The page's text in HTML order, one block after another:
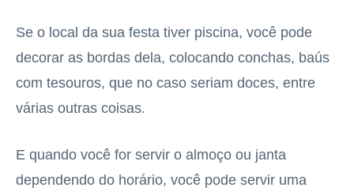
Se o local da sua festa tiver piscina, você pode
decorar as bordas dela, colocando conchas, baús
com tesouros, que no caso seriam doces, entre
várias outras coisas.
E quando você for servir o almoço ou janta
dependendo do horário, você pode servir uma